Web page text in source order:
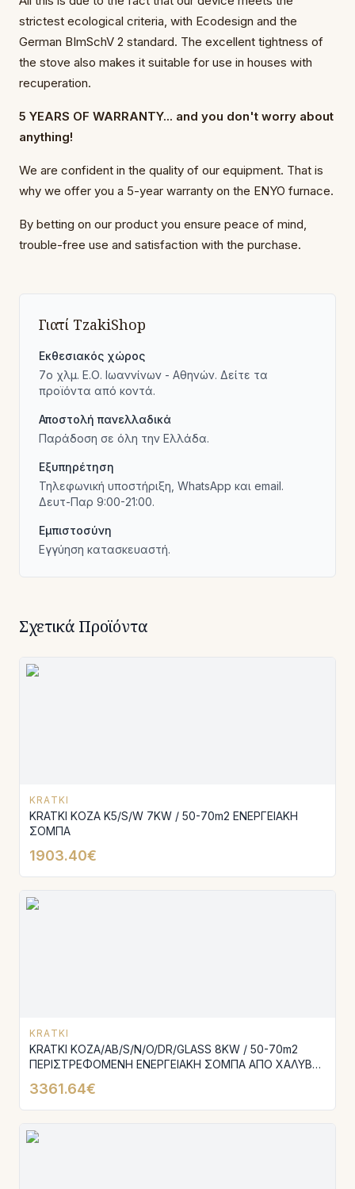
strictest ecological criteria, with Ecodesign and the
German BImSchV 2 standard. The excellent tightness of
the stove also makes it suitable for use in houses with
recuperation.
5 YEARS OF WARRANTY... and you don't worry about
anything!
We are confident in the quality of our equipment. That is
why we offer you a 5-year warranty on the ENYO furnace.
By betting on our product you ensure peace of mind,
trouble-free use and satisfaction with the purchase.
Γιατί TzakiShop
Εκθεσιακός χώρος
7ο χλμ. Ε.Ο. Ιωαννίνων - Αθηνών. Δείτε τα
προϊόντα από κοντά.
Αποστολή πανελλαδικά
Παράδοση σε όλη την Ελλάδα.
Εξυπηρέτηση
Τηλεφωνική υποστήριξη, WhatsApp και email.
Δευτ-Παρ 9:00-21:00.
Εμπιστοσύνη
Εγγύηση κατασκευαστή.
Σχετικά Προϊόντα
KRATKI
KRATKI KOZA K5/S/W 7KW / 50-70m2 ΕΝΕΡΓΕΙΑΚΗ
ΣΟΜΠΑ
1903.40€
KRATKI
KRATKI KOZA/AB/S/N/O/DR/GLASS 8KW / 50-70m2
ΠΕΡΙΣΤΡΕΦΟΜΕΝΗ ΕΝΕΡΓΕΙΑΚΗ ΣΟΜΠΑ ΑΠΟ ΧΑΛΥΒΑ
ΤΖΑΜΙ
3361.64€